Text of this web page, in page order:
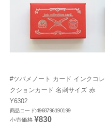
#ツバメノート カード インクコレ
クションカード 名刺サイズ 赤
Y6302
商品コード:4968796190199
小売価格 ¥830